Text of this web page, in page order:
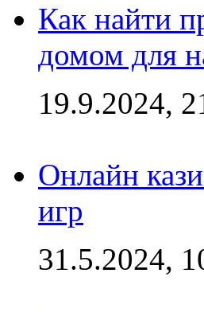
Как найти
домом для
19.9.2024,
Онлайн
игр
31.5.2024,